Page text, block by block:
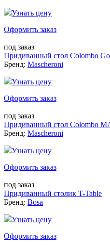
Узнать цену
Оформить заказ
под заказ
Придиванный стол Colombo
Бренд: Mascheroni
Узнать цену
Оформить заказ
под заказ
Придиванный стол Colombo
Бренд: Mascheroni
Узнать цену
Оформить заказ
под заказ
Придиванный столик T-Table
Бренд: Bosa
Узнать цену
Оформить заказ